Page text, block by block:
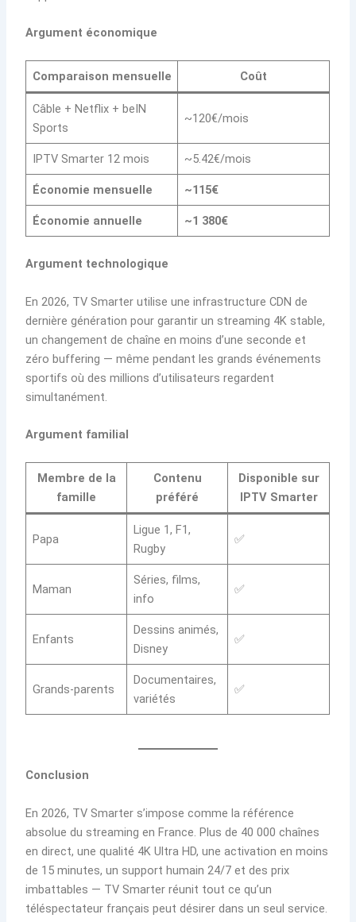
Argument économique
Comparaison mensuelle Coût
Câble + Netflix + beIN
Sports
~120€/mois
IPTV Smarter 12 mois ~5.42€/mois
Économie mensuelle ~115€
Économie annuelle ~1 380€
Argument technologique
En 2026, TV Smarter utilise une infrastructure CDN de
dernière génération pour garantir un streaming 4K stable,
un changement de chaîne en moins d’une seconde et
zéro buffering — même pendant les grands événements
sportifs où des millions d’utilisateurs regardent
simultanément.
Argument familial
Membre de la
famille
Contenu
préféré
Disponible sur
IPTV Smarter
Papa
Ligue 1, F1,
Rugby
✅
Maman
Séries, films,
info
✅
Enfants
Dessins animés,
Disney
✅
Grands-parents
Documentaires,
variétés
✅
Conclusion
En 2026, TV Smarter s’impose comme la référence
absolue du streaming en France. Plus de 40 000 chaînes
en direct, une qualité 4K Ultra HD, une activation en moins
de 15 minutes, un support humain 24/7 et des prix
imbattables — TV Smarter réunit tout ce qu’un
téléspectateur français peut désirer dans un seul service.